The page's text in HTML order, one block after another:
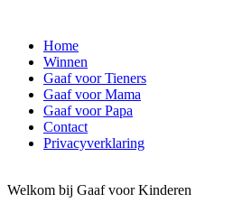
Home
Winnen
Gaaf voor Tieners
Gaaf voor Mama
Gaaf voor Papa
Contact
Privacyverklaring
Welkom bij Gaaf voor Kinderen